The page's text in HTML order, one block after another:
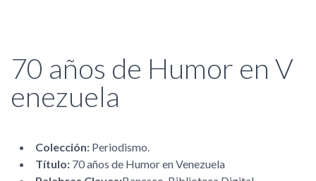
70 años de Humor en V
enezuela
Colección: Periodismo.
Título: 70 años de Humor en Venezuela